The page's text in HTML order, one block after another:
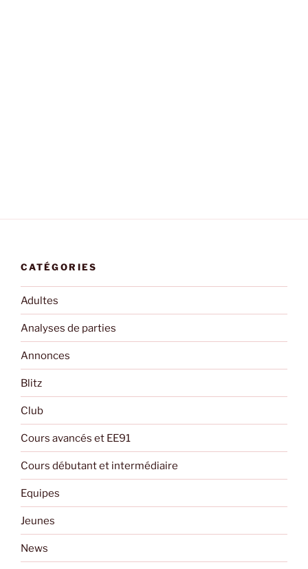
CATÉGORIES
Adultes
Analyses de parties
Annonces
Blitz
Club
Cours avancés et EE91
Cours débutant et intermédiaire
Equipes
Jeunes
News